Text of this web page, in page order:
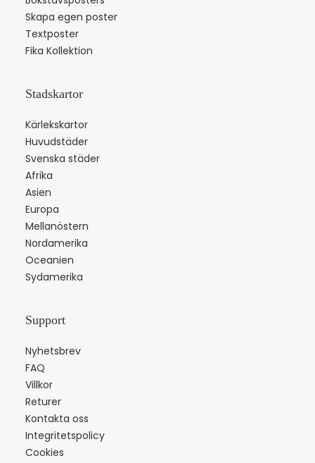
Skapa egen poster
Textposter
Fika Kollektion
Stadskartor
Kärlekskartor
Huvudstäder
Svenska städer
Afrika
Asien
Europa
Mellanöstern
Nordamerika
Oceanien
Sydamerika
Support
Nyhetsbrev
FAQ
Villkor
Returer
Kontakta oss
Integritetspolicy
Cookies